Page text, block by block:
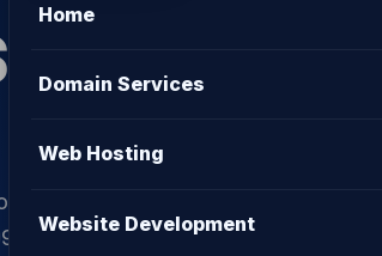
Home
Domain Services
Web Hosting
Website Development
Not
responding to ping issues. Get
uptime, and 24/7 support.